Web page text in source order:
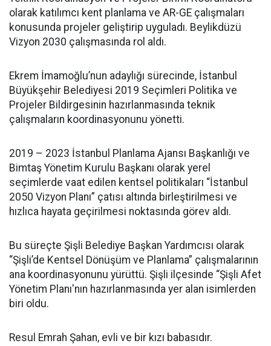
olarak katılımcı kent planlama ve AR-GE çalışmaları
konusunda projeler geliştirip uyguladı. Beylikdüzü
Vizyon 2030 çalışmasında rol aldı.
Ekrem İmamoğlu’nun adaylığı sürecinde, İstanbul
Büyükşehir Belediyesi 2019 Seçimleri Politika ve
Projeler Bildirgesinin hazırlanmasında teknik
çalışmaların koordinasyonunu yönetti.
2019 – 2023 İstanbul Planlama Ajansı Başkanlığı ve
Bimtaş Yönetim Kurulu Başkanı olarak yerel
seçimlerde vaat edilen kentsel politikaları “İstanbul
2050 Vizyon Planı” çatısı altında birleştirilmesi ve
hızlıca hayata geçirilmesi noktasında görev aldı.
Bu süreçte Şişli Belediye Başkan Yardımcısı olarak
“Şişli’de Kentsel Dönüşüm ve Planlama” çalışmalarının
ana koordinasyonunu yürüttü. Şişli ilçesinde “Şişli Afet
Yönetim Planı'nın hazırlanmasında yer alan isimlerden
biri oldu.
Resul Emrah Şahan, evli ve bir kızı babasıdır.